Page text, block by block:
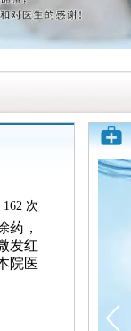
162 次
药，
发红
院医